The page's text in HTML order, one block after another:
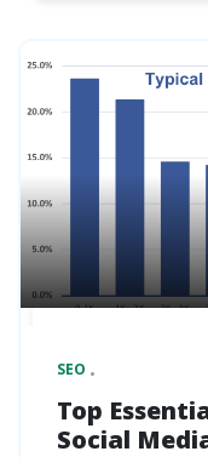
SEO
Top
Social